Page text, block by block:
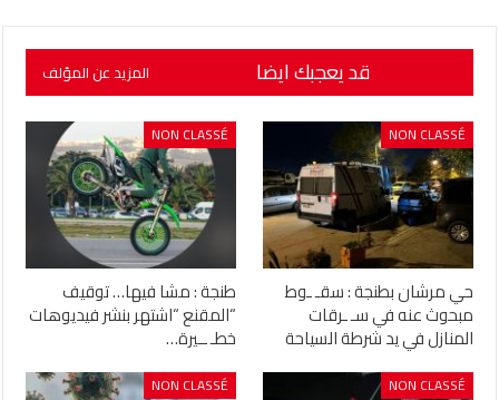
قد يعجبك ايضا المزيد عن المؤلف
NON CLASSÉ
حي مرشان بطنجة : سقـ ـوط
مبحوث عنه في سـ ـرقات
المنازل في يد شرطة السياحة
NON CLASSÉ
طنجة : مشا فيها… توقيف
“المقنع “اشتهر بنشر فيديوهات
خطـ ــيرة…
NON CLASSÉ
NON CLASSÉ